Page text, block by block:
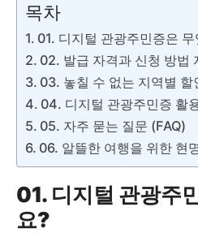
목차
01. 디지털 관광주민증은
02. 발급 자격과 신청 방법
03. 놓칠 수 없는 지역별 할
04. 디지털 관광주민증 활
05. 자주 묻는 질문 (FAQ)
06. 알뜰한 여행을 위한 현
01. 디지털 관광주
요?